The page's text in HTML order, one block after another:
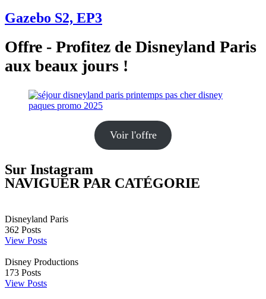
Gazebo S2, EP3
Offre - Profitez de Disneyland Paris
aux beaux jours !
Voir l'offre
Sur Instagram
NAVIGUER PAR CATÉGORIE
Disneyland Paris
362 Posts
View Posts
Disney Productions
173 Posts
View Posts